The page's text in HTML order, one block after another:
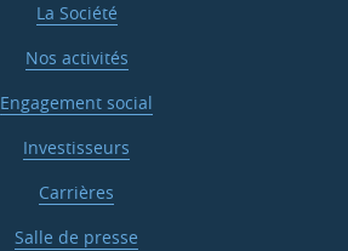
La Société
Nos activités
Engagement social
Investisseurs
Carrières
Salle de presse